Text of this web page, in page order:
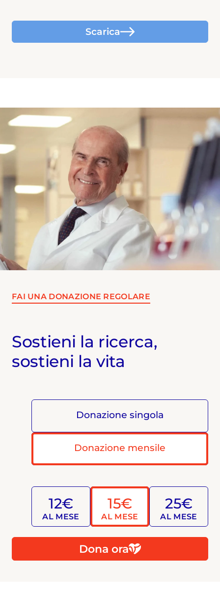
Scarica
FAI UNA DONAZIONE REGOLARE
Sostieni la ricerca,
sostieni la vita
Donazione singola
Donazione mensile
12€
AL MESE
15€
AL MESE
25€
AL MESE
Dona ora